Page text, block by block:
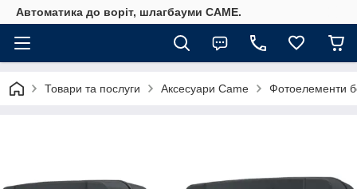
Автоматика до воріт, шлагбауми CAME.
Товари та послуги Аксесуари Came Фотоелементи